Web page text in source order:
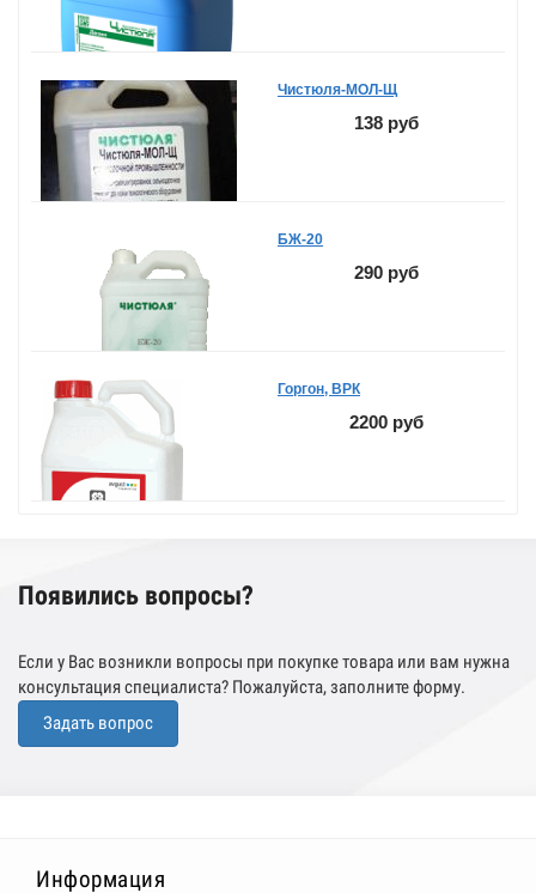
Чистюля-МОЛ-Щ
138 руб
БЖ-20
290 руб
Горгон, ВРК
2200 руб
Появились вопросы?
Если у Вас возникли вопросы при покупке товара или вам нужна
консультация специалиста? Пожалуйста, заполните форму.
Задать вопрос
Информация